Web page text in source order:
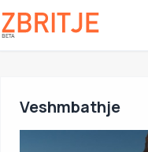
Veshmbathje